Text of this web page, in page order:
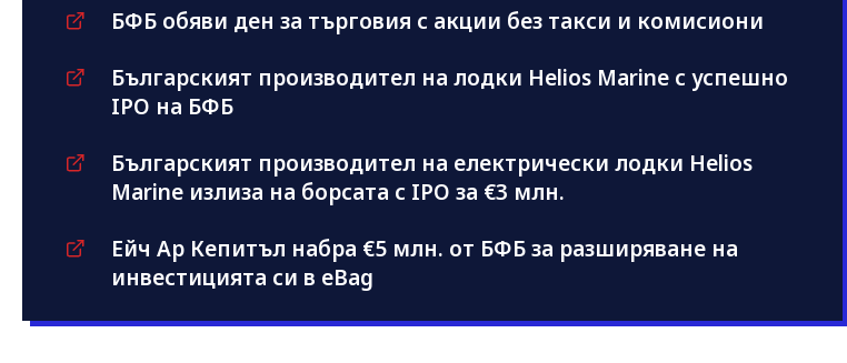
БФБ обяви ден за търговия с акции без такси и комисиони
Българският производител на лодки Helios Marine с успешно
IPO на БФБ
Българският производител на електрически лодки Helios
Marine излиза на борсата с IPO за €3 млн.
Ейч Ар Кепитъл набра €5 млн. от БФБ за разширяване на
инвестицията си в eBag